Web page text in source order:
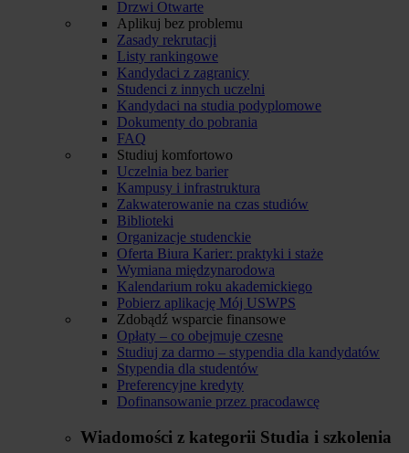
Drzwi Otwarte
Aplikuj bez problemu
Zasady rekrutacji
Listy rankingowe
Kandydaci z zagranicy
Studenci z innych uczelni
Kandydaci na studia podyplomowe
Dokumenty do pobrania
FAQ
Studiuj komfortowo
Uczelnia bez barier
Kampusy i infrastruktura
Zakwaterowanie na czas studiów
Biblioteki
Organizacje studenckie
Oferta Biura Karier: praktyki i staże
Wymiana międzynarodowa
Kalendarium roku akademickiego
Pobierz aplikację Mój USWPS
Zdobądź wsparcie finansowe
Opłaty – co obejmuje czesne
Studiuj za darmo – stypendia dla kandydatów
Stypendia dla studentów
Preferencyjne kredyty
Dofinansowanie przez pracodawcę
Wiadomości z kategorii Studia i szkolenia